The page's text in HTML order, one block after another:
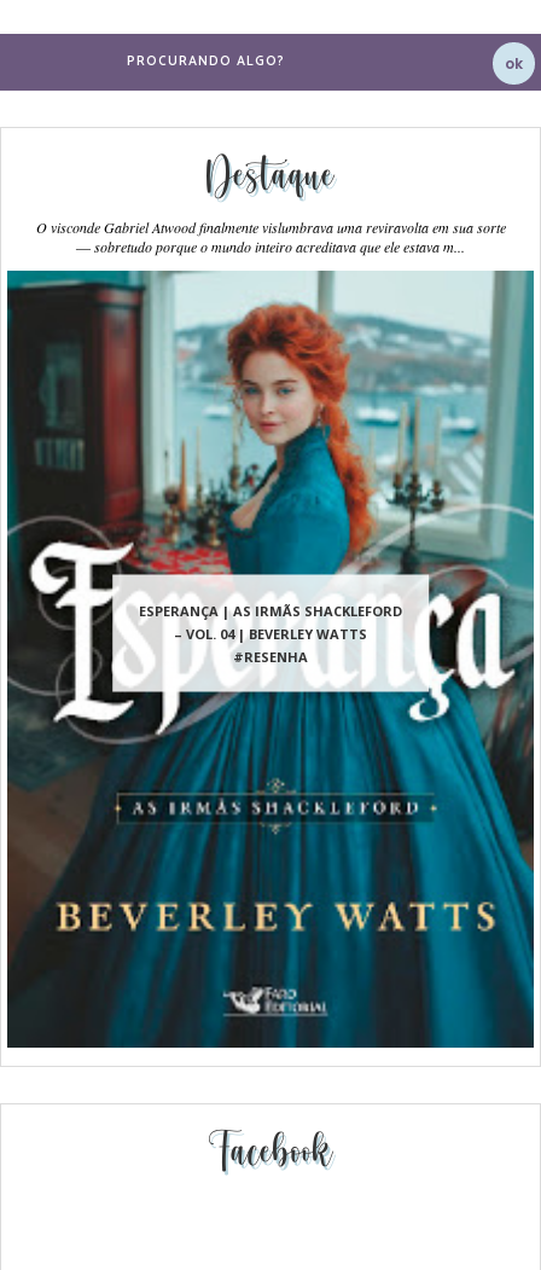
Destaque
ESPERANÇA | AS IRMÃS SHACKLEFORD
– VOL. 04 | BEVERLEY WATTS
#RESENHA
O visconde Gabriel Atwood finalmente vislumbrava uma reviravolta em sua sorte
― sobretudo porque o mundo inteiro acreditava que ele estava m...
Facebook